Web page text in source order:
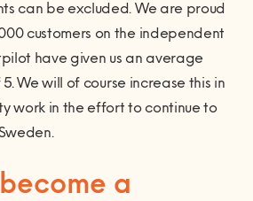
can be excluded. We are proud
customers on the independent
have given us an average
We will of course increase this in
work in the effort to continue to
a